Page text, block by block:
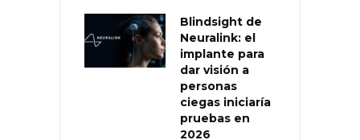
Blindsight de
Neuralink: el
implante para
dar visión a
personas
ciegas iniciaría
pruebas en
2026